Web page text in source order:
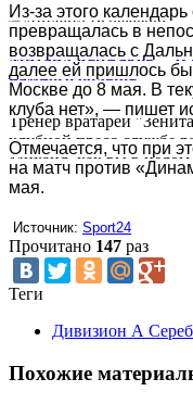
Михаил Кержаков: "В
намного больше"
Тренер вратарей
клубной пресс-службе
Михаил, как вы в целом
Из-за этого
превращалась в
возвращалась с
далее ей пришлось
Москве до 8 мая. В
клуба нет», — пишет
Отмечается, что при
на матч против
мая.
Источник: Sport24
Прочитано 147 раз
Теги
Дивизион А
Похожие